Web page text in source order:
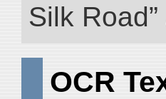
Silk
OCR